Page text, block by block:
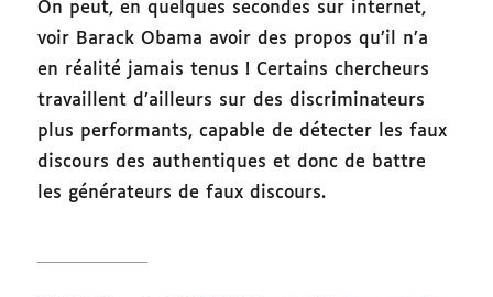
On peut, en quelques secondes sur internet,
voir Barack Obama avoir des propos qu’il n’a
en réalité jamais tenus ! Certains chercheurs
travaillent d’ailleurs sur des discriminateurs
plus performants, capable de détecter les faux
discours des authentiques et donc de battre
les générateurs de faux discours.